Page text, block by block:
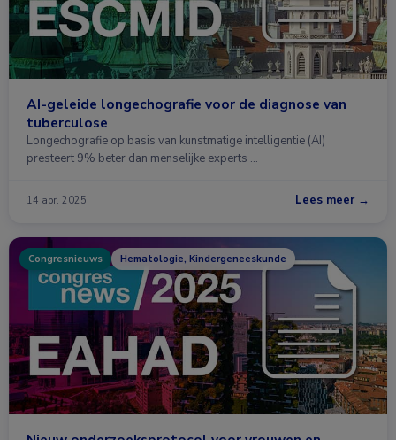
AI-geleide longechografie voor de diagnose van
tuberculose
Longechografie op basis van kunstmatige intelligentie (AI)
presteert 9% beter dan menselijke experts …
14 apr. 2025 Lees meer →
Congresnieuws Hematologie, Kindergeneeskunde